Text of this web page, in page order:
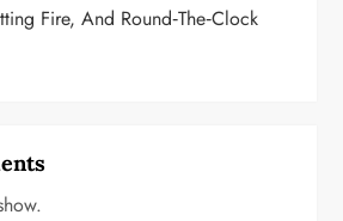
Fire, And Round‑the‑Clock